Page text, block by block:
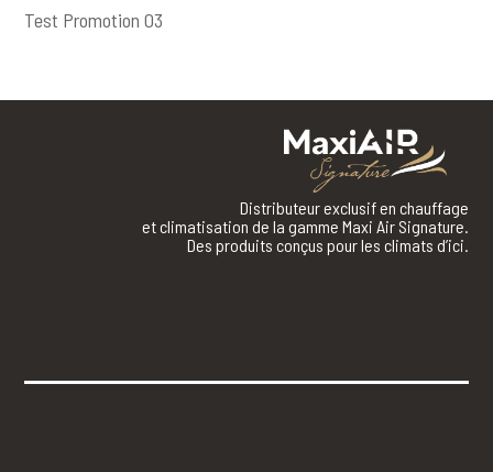
Test Promotion 03
Distributeur exclusif en chauffage
et climatisation de la gamme Maxi Air Signature.
Des produits conçus pour les climats d’ici.